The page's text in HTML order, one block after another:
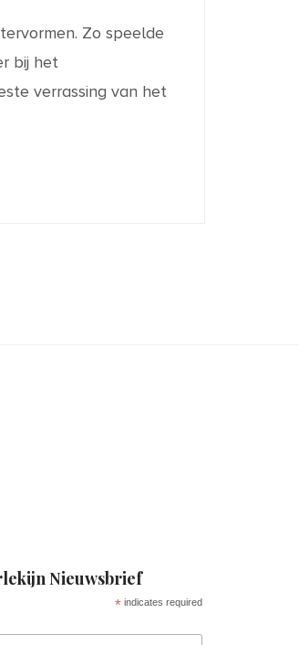
Zo speelde
bij het
verrassing van het
Nieuwsbrief
* indicates required